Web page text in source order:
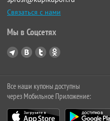
Связаться с нами
Мы в Соцсетях
Все наши купоны доступны
через Мобильное Приложение: